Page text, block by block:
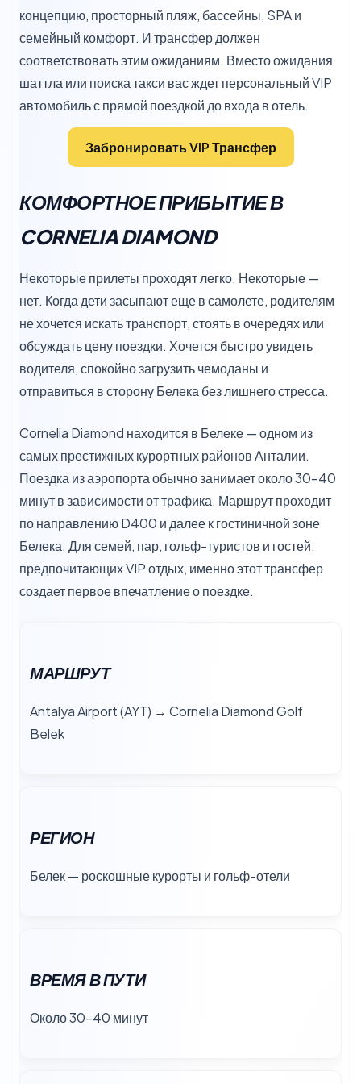
концепцию, просторный пляж, бассейны, SPA и
семейный комфорт. И трансфер должен
соответствовать этим ожиданиям. Вместо ожидания
шаттла или поиска такси вас ждет персональный VIP
автомобиль с прямой поездкой до входа в отель.
Забронировать VIP Трансфер
КОМФОРТНОЕ ПРИБЫТИЕ В
CORNELIA DIAMOND
Некоторые прилеты проходят легко. Некоторые —
нет. Когда дети засыпают еще в самолете, родителям
не хочется искать транспорт, стоять в очередях или
обсуждать цену поездки. Хочется быстро увидеть
водителя, спокойно загрузить чемоданы и
отправиться в сторону Белека без лишнего стресса.
Cornelia Diamond находится в Белеке — одном из
самых престижных курортных районов Анталии.
Поездка из аэропорта обычно занимает около 30–40
минут в зависимости от трафика. Маршрут проходит
по направлению D400 и далее к гостиничной зоне
Белека. Для семей, пар, гольф-туристов и гостей,
предпочитающих VIP отдых, именно этот трансфер
создает первое впечатление о поездке.
МАРШРУТ
Antalya Airport (AYT) → Cornelia Diamond Golf
Belek
РЕГИОН
Белек — роскошные курорты и гольф-отели
ВРЕМЯ В ПУТИ
Около 30–40 минут